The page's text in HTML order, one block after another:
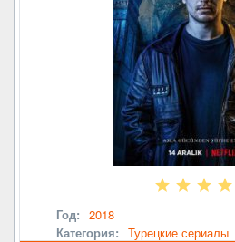
Год: 2018
Категория: Турецкие сериалы